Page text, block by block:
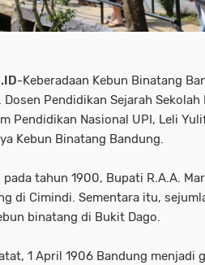
-Keberadaan Kebun Binatang
Pendidikan Sejarah Sekolah
Pendidikan Nasional UPI, Leli
Kebun Binatang Bandung.
tahun 1900, Bupati R.A.A.
di Cimindi. Sementara itu,
binatang di Bukit Dago.
1 April 1906 Bandung menjadi